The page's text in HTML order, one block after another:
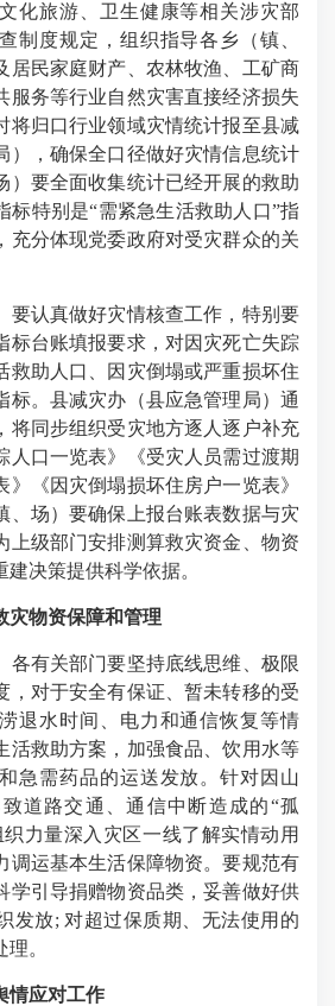
化旅游、卫生健康等相关涉灾部
制度规定，组织指导各乡（镇、
居民家庭财产、农林牧渔、工矿商
服务等行业自然灾害直接经济损失
将归口行业领域灾情统计报至县减
），确保全口径做好灾情信息统计
）要全面收集统计已经开展的救助
标特别是“需紧急生活救助人口”指
充分体现党委政府对受灾群众的关
认真做好灾情核查工作，特别要
标台账填报要求，对因灾死亡失踪
救助人口、因灾倒塌或严重损坏住
标。县减灾办（县应急管理局）通
将同步组织受灾地方逐人逐户补充
人口一览表》《受灾人员需过渡期
》《因灾倒塌损坏住房户一览表》
、场）要确保上报台账表数据与灾
上级部门安排测算救灾资金、物资
决策提供科学依据。
灾物资保障和管理
有关部门要坚持底线思维、极限
，对于安全有保证、暂未转移的受
退水时间、电力和通信恢复等情
活救助方案，加强食品、饮用水等
急需药品的运送发放。针对因山
道路交通、通信中断造成的“孤
力量深入灾区一线了解实情动用
调运基本生活保障物资。要规范有
学引导捐赠物资品类，妥善做好供
发放; 对超过保质期、无法使用的
。
情应对工作